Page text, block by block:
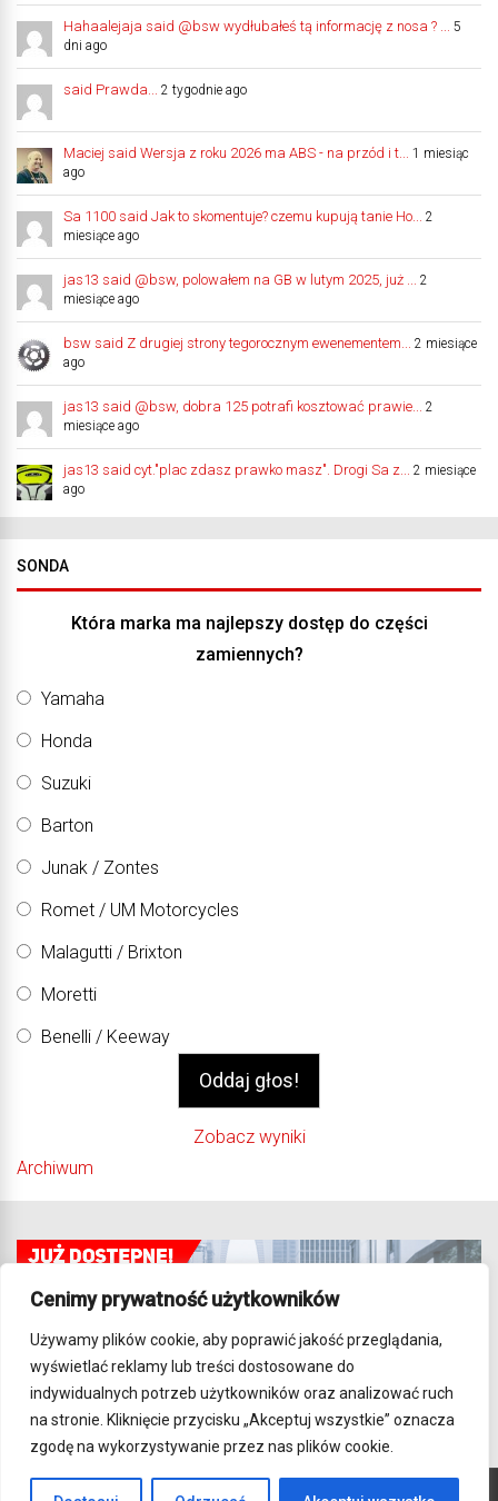
Cenimy prywatność użytkowników
Używamy plików cookie, aby poprawić jakość przeglądania,
wyświetlać reklamy lub treści dostosowane do
indywidualnych potrzeb użytkowników oraz analizować ruch
na stronie. Kliknięcie przycisku „Akceptuj wszystkie” oznacza
zgodę na wykorzystywanie przez nas plików cookie.
Hahaalejaja said @bsw wydłubałeś tą informację z nosa ? ...
5
dni ago
said Prawda... 2 tygodnie ago
Maciej said Wersja z roku 2026 ma ABS - na przód i t...
1 miesiąc
ago
Sa 1100 said Jak to skomentuje? czemu kupują tanie Ho...
2
miesiące ago
jas13 said @bsw, polowałem na GB w lutym 2025, już ...
2
miesiące ago
bsw said Z drugiej strony tegorocznym ewenementem...
2 miesiące
ago
jas13 said @bsw, dobra 125 potrafi kosztować prawie...
2
miesiące ago
jas13 said cyt."plac zdasz prawko masz". Drogi Sa z...
2 miesiące
ago
SONDA
Która marka ma najlepszy dostęp do części
zamiennych?
Yamaha
Honda
Suzuki
Barton
Junak / Zontes
Romet / UM Motorcycles
Malagutti / Brixton
Moretti
Benelli / Keeway
Zobacz wyniki
Archiwum